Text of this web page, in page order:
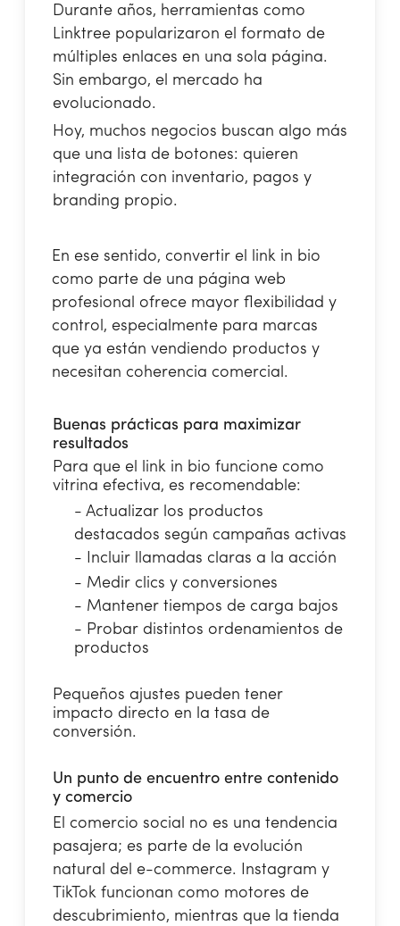
Durante años, herramientas como
Linktree popularizaron el formato de
múltiples enlaces en una sola página.
Sin embargo, el mercado ha
evolucionado.
Hoy, muchos negocios buscan algo más
que una lista de botones: quieren
integración con inventario, pagos y
branding propio.
En ese sentido, convertir el link in bio
como parte de una página web
profesional ofrece mayor flexibilidad y
control, especialmente para marcas
que ya están vendiendo productos y
necesitan coherencia comercial.
Buenas prácticas para maximizar
resultados
Para que el link in bio funcione como
vitrina efectiva, es recomendable:
- Actualizar los productos
destacados según campañas activas
- Incluir llamadas claras a la acción
- Medir clics y conversiones
- Mantener tiempos de carga bajos
- Probar distintos ordenamientos de
productos
Pequeños ajustes pueden tener
impacto directo en la tasa de
conversión.
Un punto de encuentro entre contenido
y comercio
El comercio social no es una tendencia
pasajera; es parte de la evolución
natural del e-commerce. Instagram y
TikTok funcionan como motores de
descubrimiento, mientras que la tienda